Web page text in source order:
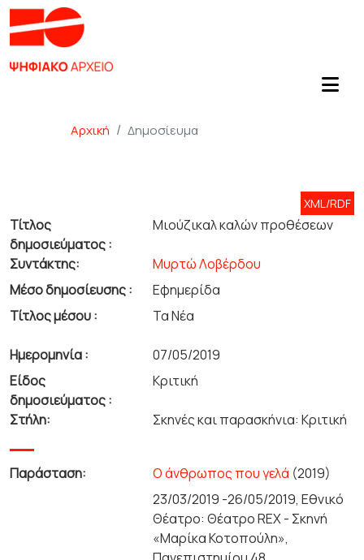
Αρχική Δημοσίευμα
XML/RDF
Τίτλος
δημοσιεύματος :
Μιούζικαλ καλών προθέσεων
Συντάκτης:
Μυρτώ Λοβέρδου
Μέσο δημοσίευσης :
Εφημερίδα
Τίτλος μέσου :
Τα Νέα
Ημερομηνία :
07/05/2019
Είδος
δημοσιεύματος :
Κριτική
Στήλη: Σκηνές και παρασκήνια: Κριτική
Παράσταση: Ο άνθρωπος που γελά (2019)
23/03/2019 -26/05/2019, Εθνικό
Θέατρο: Θέατρο REX - Σκηνή
«Μαρίκα Κοτοπούλη»,